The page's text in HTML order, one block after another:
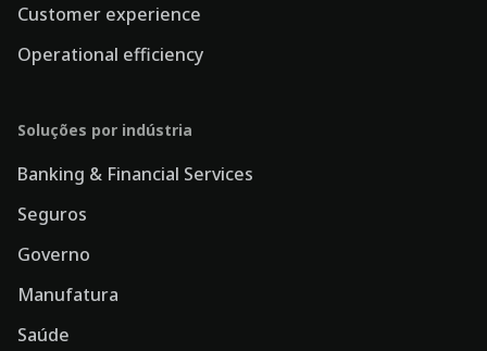
Customer experience
Operational efficiency
Soluções por indústria
Banking & Financial Services
Seguros
Governo
Manufatura
Saúde